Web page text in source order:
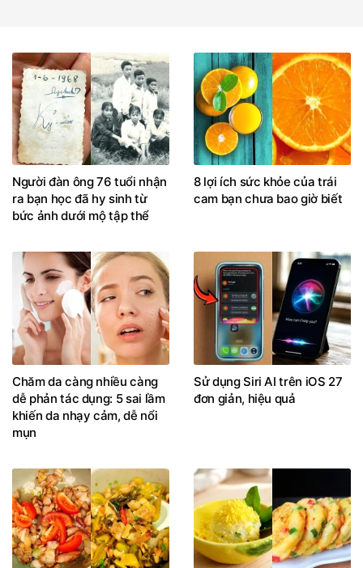
Người đàn ông 76 tuổi nhận
ra bạn học đã hy sinh từ
bức ảnh dưới mộ tập thể
8 lợi ích sức khỏe của trái
cam bạn chưa bao giờ biết
Chăm da càng nhiều càng
dễ phản tác dụng: 5 sai lầm
khiến da nhạy cảm, dễ nổi
mụn
Sử dụng Siri AI trên iOS 27
đơn giản, hiệu quả